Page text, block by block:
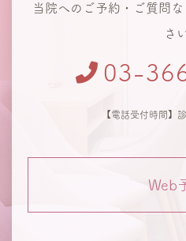
当院へのご予約・ご質問
さ
03-
【電話受付時間】
Web